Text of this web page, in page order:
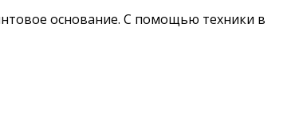
основание. С помощью техники в